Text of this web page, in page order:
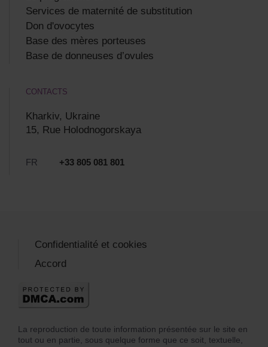
Services de maternité de substitution
Don d'ovocytes
Base des mères porteuses
Base de donneuses d’ovules
CONTACTS
Kharkiv, Ukraine
15, Rue Holodnogorskaya
FR +33 805 081 801
La reproduction de toute information présentée sur le site en
tout ou en partie, sous quelque forme que ce soit, textuelle,
Confidentialité et cookies
Accord